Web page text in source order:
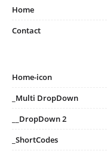
Home
Contact
Home-icon
_Multi DropDown
__DropDown 2
_ShortCodes